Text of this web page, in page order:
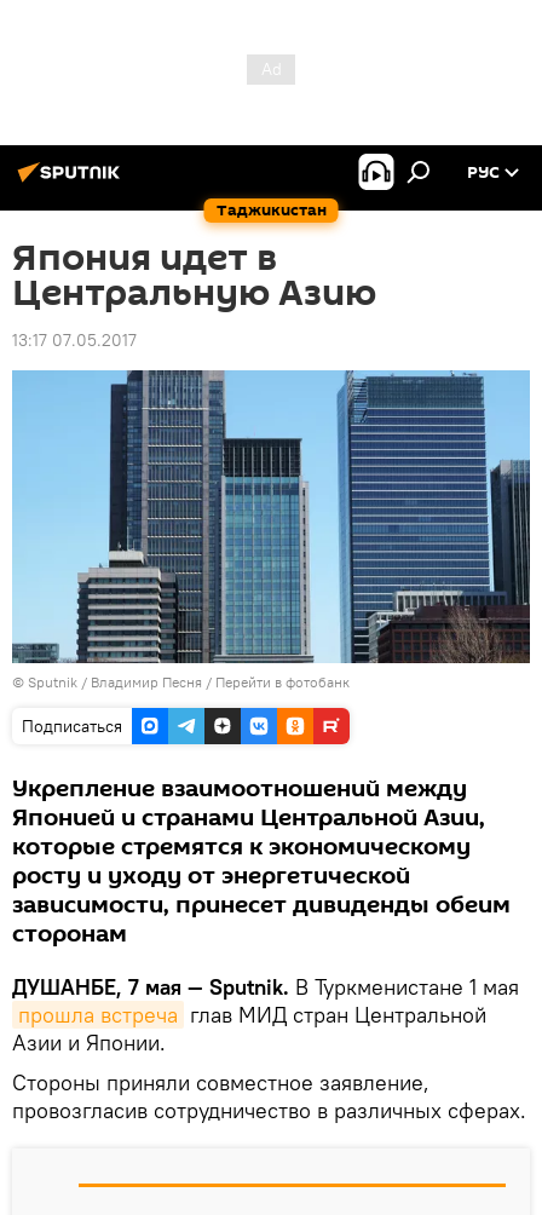
Таджикистан
РУС
Япония идет в
Центральную Азию
13:17 07.05.2017
© Sputnik / Владимир Песня / Перейти в фотобанк
Подписаться
Укрепление взаимоотношений между
Японией и странами Центральной Азии,
которые стремятся к экономическому
росту и уходу от энергетической
зависимости, принесет дивиденды обеим
сторонам
ДУШАНБЕ, 7 мая — Sputnik. В Туркменистане 1 мая
прошла встреча глав МИД стран Центральной
Азии и Японии.
Стороны приняли совместное заявление,
провозгласив сотрудничество в различных сферах.